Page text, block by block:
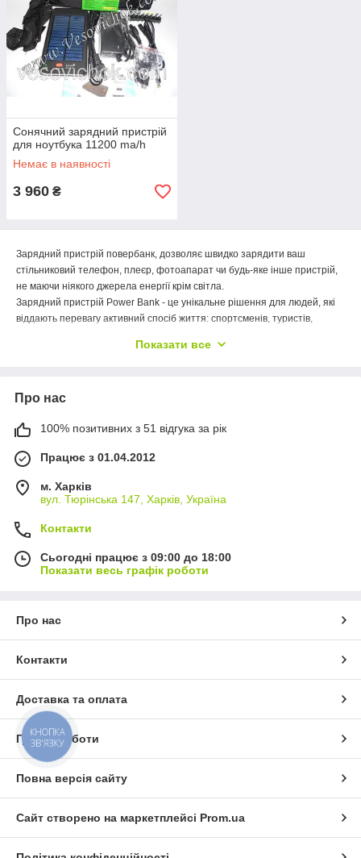
Сонячний зарядний пристрій
для ноутбука 11200 ma/h
Немає в наявності
3 960 ₴
Зарядний пристрій повербанк, дозволяє швидко зарядити ваш
стільниковий телефон, плеєр, фотоапарат чи будь-яке інше пристрій,
не маючи ніякого джерела енергії крім світла.
Зарядний пристрій Power Bank - це унікальне рішення для людей, які
віддають перевагу активний спосіб життя: спортсменів, туристів,
Зарядний пристрій являє собою багатофункціональний аварійне
За допомогою зарядного пристрою на сонячній батареї Ви можете
фотоапарат, PDA, MP3, MP4-плеєр і іншу цифрову техніку.
Показати все
Про нас
100% позитивних з 51 відгука за рік
Працює з 01.04.2012
м. Харків
вул. Тюрінська 147, Харків, Україна
Контакти
Сьогодні працює з 09:00 до 18:00
Показати весь графік роботи
Про нас
Контакти
Доставка та оплата
Графік роботи
Повна версія сайту
Сайт створено на маркетплейсі Prom.ua
КНОПКА
ЗВ'ЯЗКУ